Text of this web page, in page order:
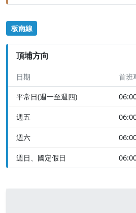
板南線
頂埔方向
日期 首班
平常日(週一至週四)
週五
週六
週日、國定假日